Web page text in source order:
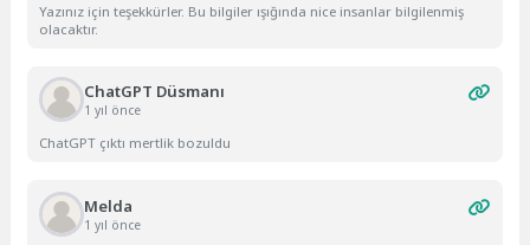
Yazınız için teşekkürler. Bu bilgiler ışığında nice insanlar bilgilenmiş
olacaktır.
ChatGPT Düsmanı
1 yıl önce
ChatGPT çıktı mertlik bozuldu
Melda
1 yıl önce